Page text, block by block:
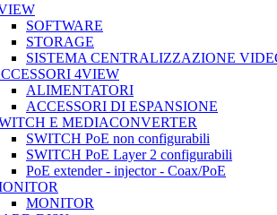
SOFTWARE
STORAGE
SISTEMA CENTRALIZZAZIONE
4VIEW
ALIMENTATORI
ACCESSORI DI ESPANSIONE
E MEDIACONVERTER
SWITCH PoE non configurabili
SWITCH PoE Layer 2 configurabili
PoE extender - injector - Coax/PoE
MONITOR